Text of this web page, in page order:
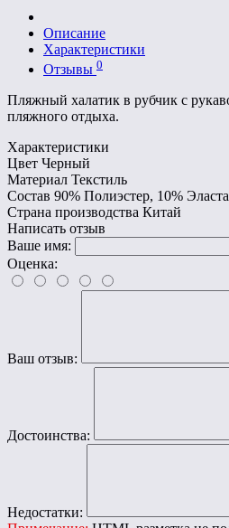
Описание
Характеристики
Отзывы 0
Пляжный халатик в рубчик с
пляжного отдыха.
Характеристики
Цвет Черный
Материал Текстиль
Состав 90% Полиэстер, 10%
Страна производства Китай
Написать отзыв
Ваше имя:
Оценка:
Ваш отзыв:
Достоинства:
Недостатки: